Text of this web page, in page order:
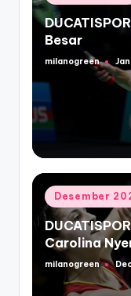
in
Besar
Posted
milanogreen
Posted
in
Desember
Carolina
Posted
milanogreen